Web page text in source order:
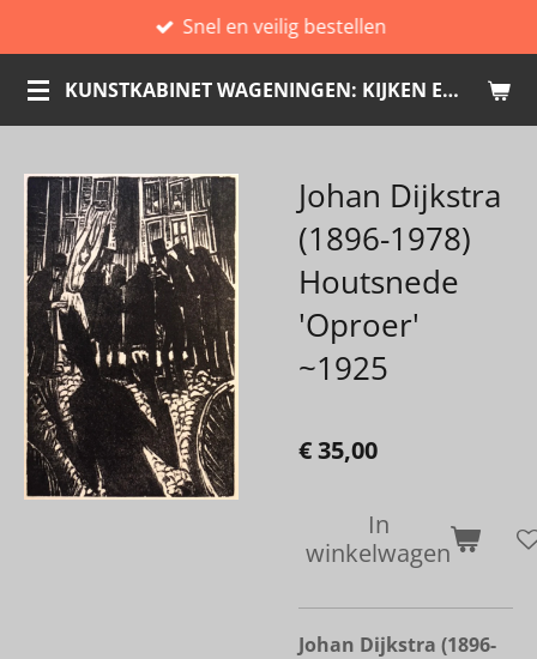
direct
naar
de
KUNSTKABINET WAGENINGEN: KIJKEN EN KOPEN
Snel en veilig bestellen
Johan Dijkstra
(1896-1978)
Houtsnede
'Oproer'
~1925
€ 35,00
In
winkelwagen
Johan Dijkstra (1896-